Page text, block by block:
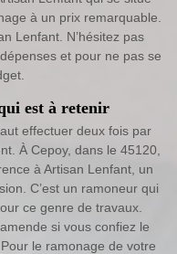
à un prix remarquable.
Lenfant. N’hésitez pas
et pour ne pas se
est à retenir
effectuer deux fois par
À Cepoy, dans le 45120,
à Artisan Lenfant, un
C’est un ramoneur qui
ce genre de travaux.
si vous confiez le
le ramonage de votre